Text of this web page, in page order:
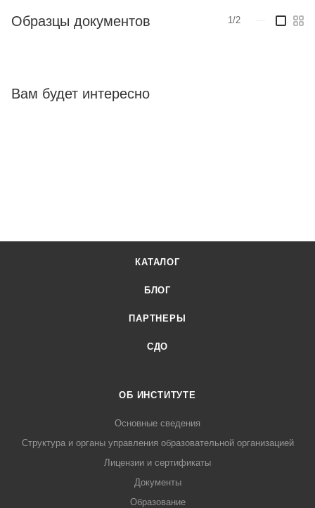
Образцы документов 1/2
Вам будет интересно
КАТАЛОГ
БЛОГ
ПАРТНЕРЫ
СДО
ОБ ИНСТИТУТЕ
Основные сведения
Структура и органы управления образовательной организацией
Лицензии и сертификаты
Документы
Образование